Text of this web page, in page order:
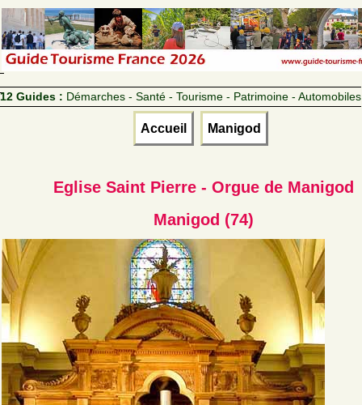
12 Guides : Démarches - Santé - Tourisme - Patrimoine - Automobiles
Accueil Manigod
Eglise Saint Pierre - Orgue de Manigod
Manigod (74)